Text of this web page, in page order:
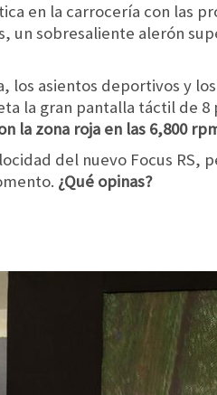
en la carrocería con las
un sobresaliente alerón
los asientos deportivos y
la gran pantalla táctil de 8
la zona roja en las 6,800
del nuevo Focus RS,
¿Qué opinas?